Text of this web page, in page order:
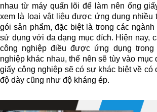
nhau từ máy quấn lõi để làm nên ống
xem là loại vật liệu được ứng dụng nhiều
gói sản phẩm, đặc biệt là trong các
sử dụng với đa dạng mục đích. Hiện nay,
công nghiệp điều được ứng dụng trong
nghiệp khác nhau, thế nên sẽ tùy vào mục
giấy công nghiệp sẽ có sự khác biệt về có
độ dày cũng như độ kháng ép.